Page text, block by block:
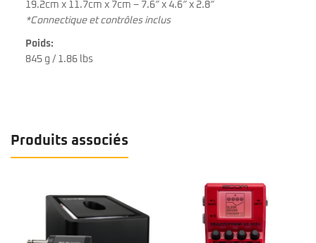
19.2cm x 11.7cm x 7cm – 7.6″ x 4.6″ x 2.8″
*Connectique et contrôles inclus
Poids:
845 g / 1.86 lbs
Produits associés